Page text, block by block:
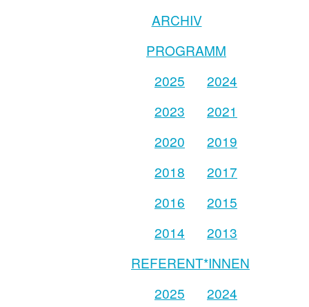
ARCHIV
PROGRAMM
2025
2024
2023
2021
2020
2019
2018
2017
2016
2015
2014
2013
REFERENT*INNEN
2025
2024